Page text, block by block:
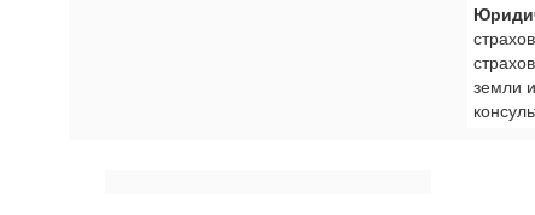
земли